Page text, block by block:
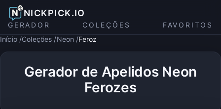
NICKPICK.IO
GERADOR COLEÇÕES
FAVORITOS
Início Coleções Neon Feroz
Gerador de Apelidos Neon
Ferozes